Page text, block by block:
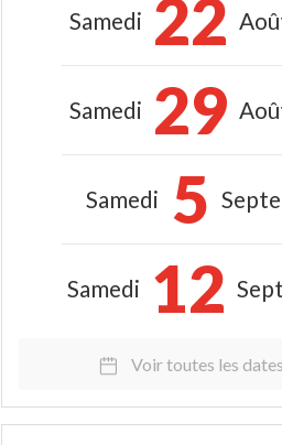
Samedi 22
Samedi 29
Samedi 5
Samedi 12
Voir toutes les dates